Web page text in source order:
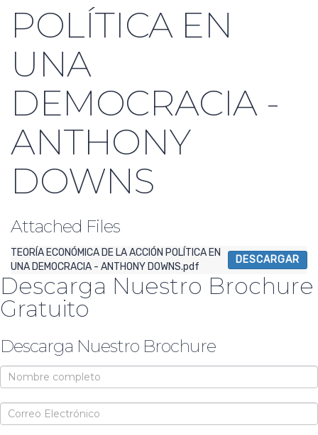
POLÍTICA EN
UNA
DEMOCRACIA -
ANTHONY
DOWNS
Attached Files
TEORÍA ECONÓMICA DE LA ACCIÓN POLÍTICA EN
UNA DEMOCRACIA - ANTHONY DOWNS.pdf
DESCARGAR
Descarga Nuestro Brochure
Gratuito
Descarga Nuestro Brochure
Brochure